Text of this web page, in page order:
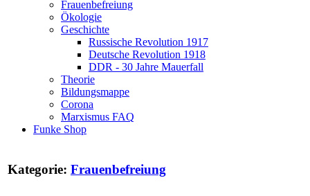
Frauenbefreiung
Ökologie
Geschichte
Russische Revolution 1917
Deutsche Revolution 1918
DDR - 30 Jahre Mauerfall
Theorie
Bildungsmappe
Corona
Marxismus FAQ
Funke Shop
Kategorie: Frauenbefreiung